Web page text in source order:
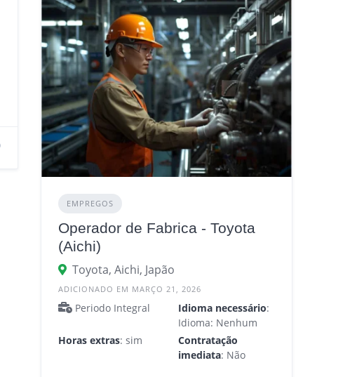
EMPREGOS
Operador de Fabrica - Toyota
(Aichi)
Toyota, Aichi, Japão
ADICIONADO EM MARÇO 21, 2026
Periodo Integral Idioma necessário:
Idioma: Nenhum
Horas extras: sim
Contratação
imediata: Não